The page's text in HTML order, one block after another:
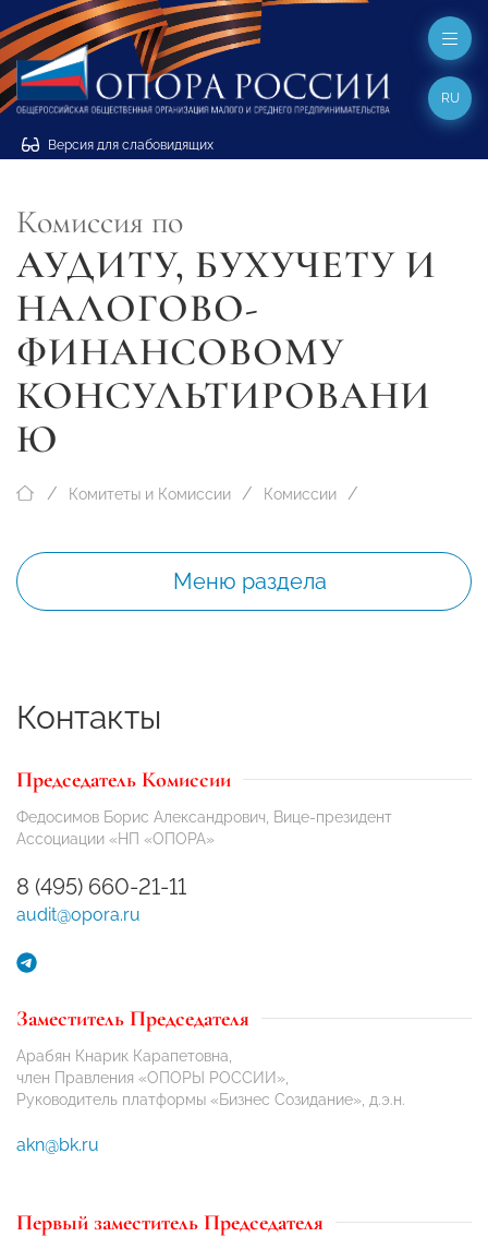
Версия для слабовидящих
RU
Комиссия по
АУДИТУ, БУХУЧЕТУ И
НАЛОГОВО-
ФИНАНСОВОМУ
КОНСУЛЬТИРОВАНИ
Ю
Комитеты и Комиссии Комиссии
Меню раздела
Контакты
Председатель Комиссии
Федосимов Борис Александрович, Вице-президент
Ассоциации «НП «ОПОРА»
8 (495) 660-21-11
audit@opora.ru
Заместитель Председателя
Арабян Кнарик Карапетовна,
член Правления «ОПОРЫ РОССИИ»,
Руководитель платформы «Бизнес Созидание», д.э.н.
akn@bk.ru
Первый заместитель Председателя